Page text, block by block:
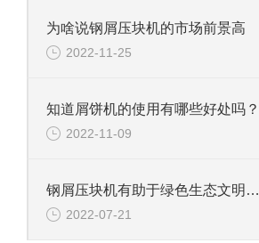
为啥说钢屑压块机的市场前景高
2022-11-25
知道屑饼机的使用有哪些好处吗？
2022-11-09
钢屑压块机有助于绿色生态文明的建设
2022-07-21